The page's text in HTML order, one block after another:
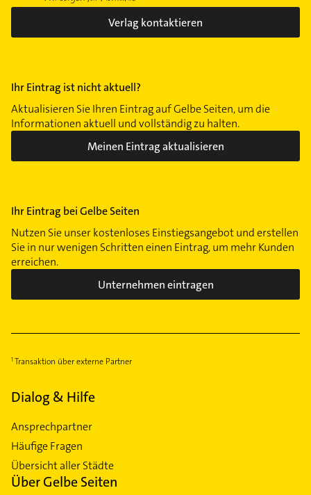
Verlag kontaktieren
Ihr Eintrag ist nicht aktuell?
Aktualisieren Sie Ihren Eintrag auf Gelbe Seiten, um die
Informationen aktuell und vollständig zu halten.
Meinen Eintrag aktualisieren
Ihr Eintrag bei Gelbe Seiten
Nutzen Sie unser kostenloses Einstiegsangebot und erstellen
Sie in nur wenigen Schritten einen Eintrag, um mehr Kunden
erreichen.
Unternehmen eintragen
Transaktion über externe Partner
Dialog & Hilfe
Ansprechpartner
Häufige Fragen
Übersicht aller Städte
Über Gelbe Seiten